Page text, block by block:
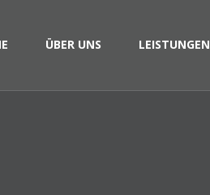
ÜBER UNS LEISTUNGEN